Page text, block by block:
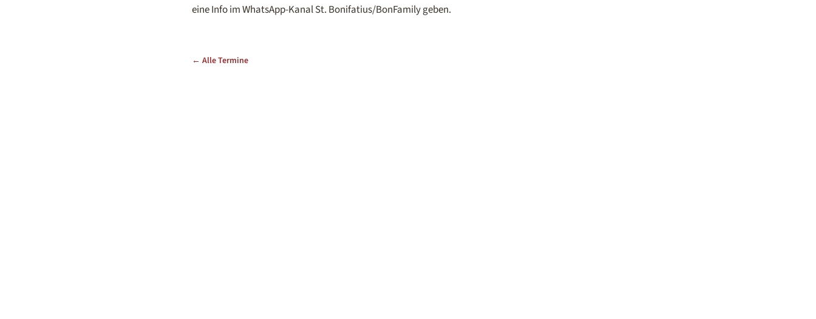
eine Info im WhatsApp-Kanal St. Bonifatius/BonFamily geben.
← Alle Termine